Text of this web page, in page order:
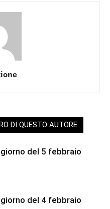
DI QUESTO AUTORE
del 5 febbraio
del 4 febbraio